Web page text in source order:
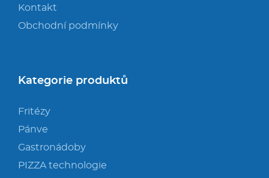
Kontakt
Obchodní podmínky
Kategorie produktů
Fritézy
Pánve
Gastronádoby
PIZZA technologie